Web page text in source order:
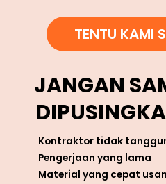
TENTU KAMI
JANGAN
Kontraktor tidak
Pengerjaan yang lama
Material yang cepat